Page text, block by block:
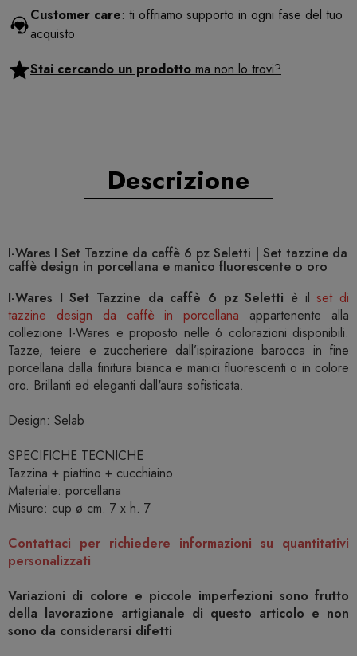
Customer care: ti offriamo supporto in ogni fase del tuo
acquisto
Stai cercando un prodotto ma non lo trovi?
Descrizione
I-Wares I Set Tazzine da caffè 6 pz Seletti | Set tazzine da
caffè design in porcellana e manico fluorescente o oro
I-Wares I Set Tazzine da caffè 6 pz Seletti è ilset di
tazzine design da caffè in porcellana appartenente alla
collezione I-Wares e proposto nelle 6 colorazioni disponibili.
Tazze, teiere e zuccheriere dall’ispirazione barocca in fine
porcellana dalla finitura bianca e manici fluorescenti o in colore
oro. Brillanti ed eleganti dall'aura sofisticata.
Design: Selab
SPECIFICHE TECNICHE
Tazzina + piattino + cucchiaino
Materiale: porcellana
Misure: cup ø cm. 7 x h. 7
Contattaci per richiedere informazioni su quantitativi
personalizzati
Variazioni di colore e piccole imperfezioni sono frutto
della lavorazione artigianale di questo articolo e non
sono da considerarsi difetti